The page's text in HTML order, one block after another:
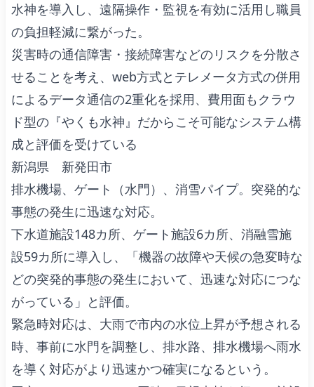
水神を導入し、遠隔操作・監視を有効に活用し職員
の負担軽減に繋がった。
災害時の通信障害・接続障害などのリスクを分散さ
せることを考え、web方式とテレメータ方式の併用
によるデータ通信の2重化を採用、費用面もクラウ
ド型の『やくも水神』だからこそ可能なシステム構
成と評価を受けている
新潟県 新発田市
排水機場、ゲート（水門）、消雪パイプ。突発的な
事態の発生に迅速な対応。
下水道施設148カ所、ゲート施設6カ所、消融雪施
設59カ所に導入し、「機器の故障や天候の急変時な
どの突発的事態の発生において、迅速な対応につな
がっている」と評価。
緊急時対応は、大雨で市内の水位上昇が予想される
時、事前に水門を調整し、排水路、排水機場へ雨水
を導く対応がより迅速かつ確実になるという。